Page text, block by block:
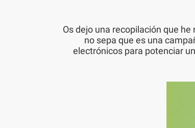
Os dejo una recopilación que
no sepa que es una
electrónicos para potenciar